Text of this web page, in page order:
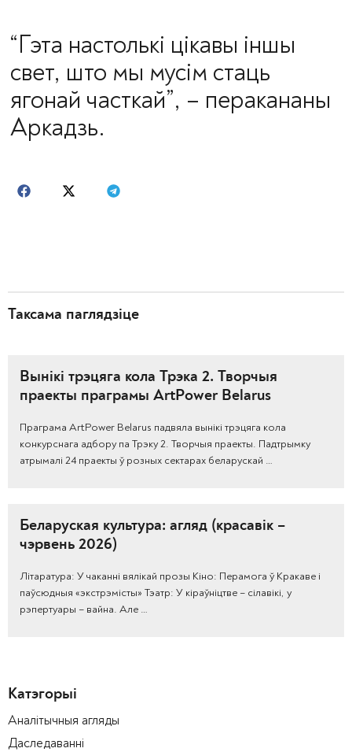
“Гэта настолькі цікавы іншы
свет, што мы мусім стаць
ягонай часткай”, – перакананы
Аркадзь.
Таксама паглядзіце
Вынікі трэцяга кола Трэка 2. Творчыя
праекты праграмы ArtPower Belarus
Праграма ArtPower Belarus падвяла вынікі трэцяга кола
конкурснага адбору па Трэку 2. Творчыя праекты. Падтрымку
атрымалі 24 праекты ў розных сектарах беларускай …
Беларуская культура: агляд (красавік –
чэрвень 2026)
Літаратура: У чаканні вялікай прозы Кіно: Перамога ў Кракаве і
паўсюдныя «экстрэмісты» Тэатр: У кіраўніцтве – сілавікі, у
рэпертуары – вайна. Але …
Катэгорыі
Аналітычныя агляды
Даследаванні